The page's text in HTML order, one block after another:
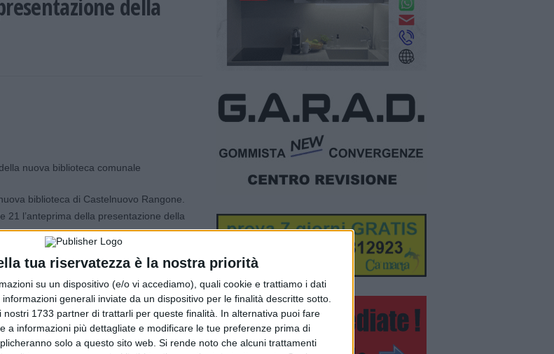
tua riservatezza è la nostra priorità
su un dispositivo (e/o vi accediamo), quali cookie e trattiamo i dati
generali inviate da un dispositivo per le finalità descritte sotto.
1733 partner di trattarli per queste finalità. In alternativa puoi fare
a informazioni più dettagliate e modificare le tue preferenze prima di
solo a questo sito web. Si rende noto che alcuni trattamenti
della
biblioteca di Castelnuovo Rangone.
l’anteprima della presentazione della
8 ottobre.
Sindaco di Castelnuovo dal 1999 al
oggi” e Alberto Bertoni, Professore di
scrittore cileno a cui la biblioteca è
Candeli alla chitarra e Matteo